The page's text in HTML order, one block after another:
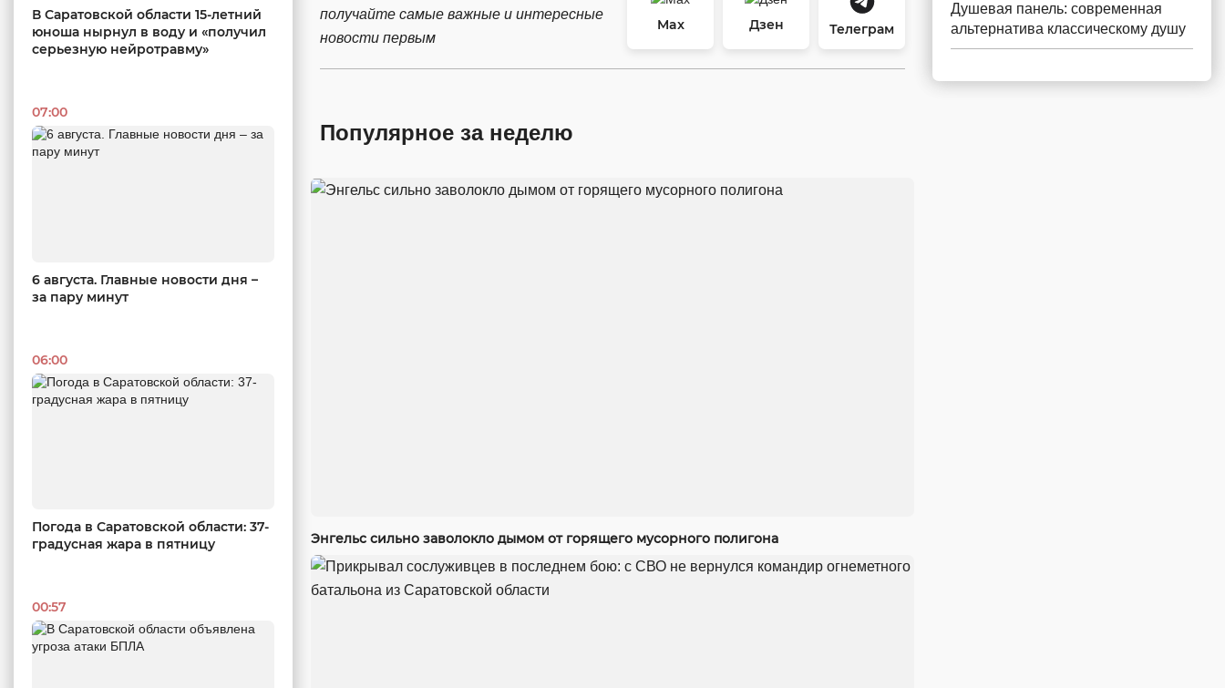
В Саратовской области 15-летний
юноша нырнул в воду и «получил
серьезную нейротравму»
07:00
6 августа. Главные новости дня –
за пару минут
06:00
Погода в Саратовской области: 37-
градусная жара в пятницу
00:57
получайте самые важные и интересные
новости первым
Max Дзен Телеграм
Популярное за неделю
Энгельс сильно заволокло дымом от горящего мусорного полигона
Душевая панель: современная
альтернатива классическому душу